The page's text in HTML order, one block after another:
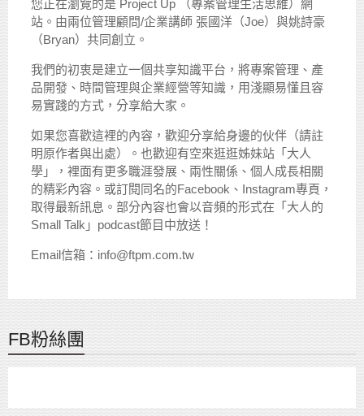
您正在瀏覽的是 Project Up （專案管理生活思維）網
站。由兩位管理顧問/企業講師 張國洋（Joe）與姚詩豪
（Bryan）共同創立。
我們的初衷是建立一個共享知識平台，將專案管理、產
品開發、時間管理與企業經營等知識，用淺顯易懂且容
易實踐的方式，分享給大家。
如果您喜歡這裡的內容，歡迎分享給身邊的伙伴（請註
明原作者與出處）。也歡迎有空來逛逛姊妹站「大人
學」，裡面有更多職涯發展、兩性關係、個人成長相關
的精彩內容。或訂閱同名的Facebook、Instagram專頁，
取得最新訊息。部分內容也會以音頻的形式在「大人的
Small Talk」podcast節目中放送！
Email信箱：info@ftpm.com.tw
FB粉絲團